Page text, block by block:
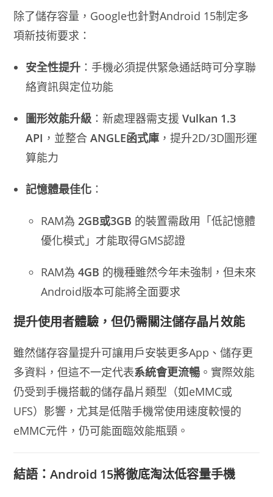
除了儲存容量，Google也針對Android 15制定多
項新技術要求：
安全性提升 ：手機必須提供緊急通話時可分享聯
絡資訊與定位功能
圖形效能升級 ：新處理器需支援Vulkan 1.3
API ，並整合ANGLE函式庫 ，提升2D/3D圖形運
算能力
記憶體最佳化 ：
RAM為2GB或3GB 的裝置需啟用「低記憶體
優化模式」才能取得GMS認證
RAM為4GB 的機種雖然今年未強制，但未來
Android版本可能將全面要求
提升使用者體驗，但仍需關注儲存晶片效能
雖然儲存容量提升可讓用戶安裝更多App、儲存更
多資料，但這不一定代表系統會更流暢 。實際效能
仍受到手機搭載的儲存晶片類型（如eMMC或
UFS）影響，尤其是低階手機常使用速度較慢的
eMMC元件，仍可能面臨效能瓶頸。
結語：Android 15將徹底淘汰低容量手機